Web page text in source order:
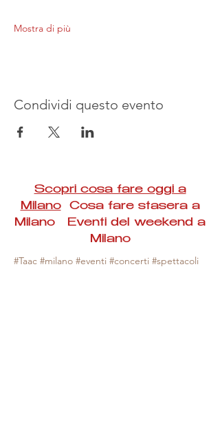
Mostra di più
Condividi questo evento
Scopri cosa fare oggi a
MilanoCosa fare stasera a
Milano Eventi del weekend a
Milano
#Taac #milano #eventi #concerti #spettacoli